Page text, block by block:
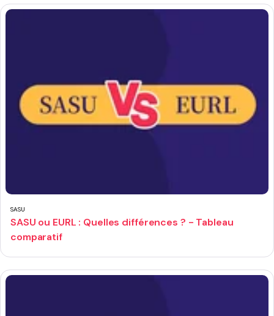
SASU
SASU ou EURL : Quelles différences ? - Tableau
comparatif